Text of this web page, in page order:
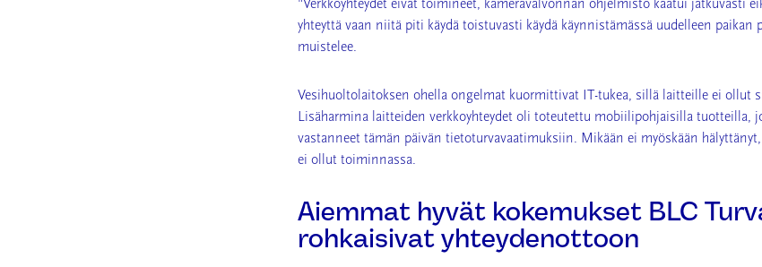
"Verkkoyhteydet eivät toimineet, kameravalvonnan ohjelmisto kaatui jatkuvasti
yhteyttä vaan niitä piti käydä toistuvasti käydä käynnistämässä uudelleen paikan
muistelee.
Vesihuoltolaitoksen ohella ongelmat kuormittivat IT-tukea, sillä laitteille ei ollut
Lisäharmina laitteiden verkkoyhteydet oli toteutettu mobiilipohjaisilla tuotteilla,
vastanneet tämän päivän tietoturvavaatimuksiin. Mikään ei myöskään
ei ollut toiminnassa.
Aiemmat hyvät kokemukset BLC
rohkaisivat yhteydenottoon